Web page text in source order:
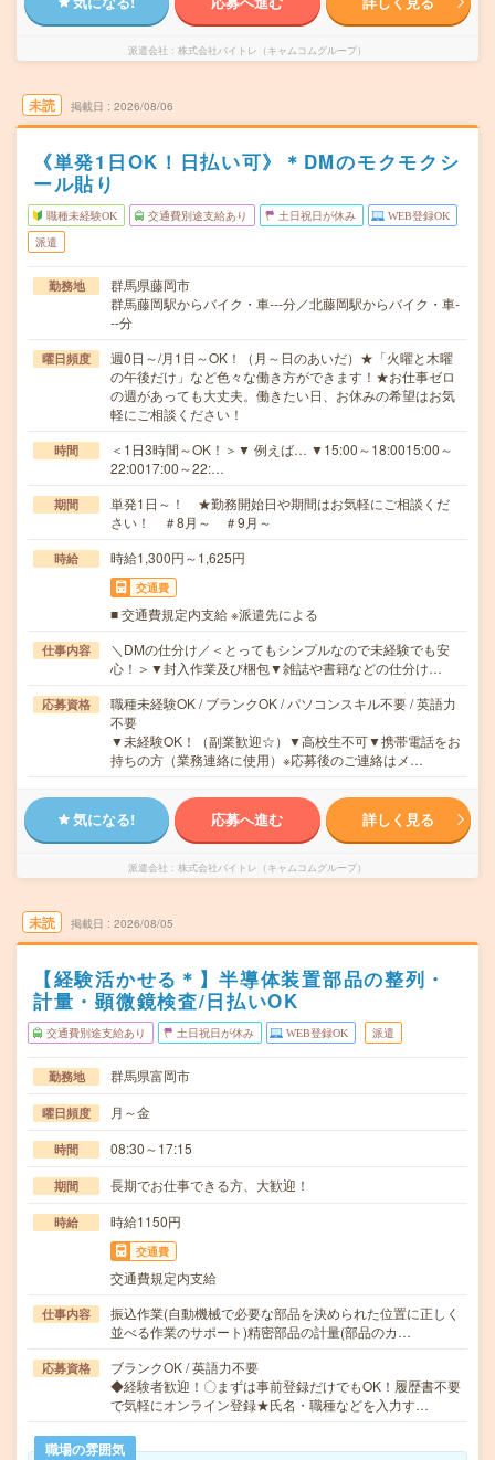
派遣会社 株式会社バイトレ（キャムコムグループ）
未読 掲載日 2026/08/06
《単発1日OK！日払い可》＊DMのモクモクシ
ール貼り
職種未経験OK 交通費別途支給あり 土日祝日が休み WEB登録OK
派遣
勤務地
群馬県藤岡市
群馬藤岡駅からバイク・車---分／北藤岡駅からバイク・車-
--分
曜日頻度
週0日～/月1日～OK！（月～日のあいだ）★「火曜と木曜
の午後だけ」など色々な働き方ができます！★お仕事ゼロ
の週があっても大丈夫。働きたい日、お休みの希望はお気
軽にご相談ください！
時間
＜1日3時間～OK！＞▼ 例えば… ▼15:00～18:0015:00～
22:0017:00～22:…
期間
単発1日～！ ★勤務開始日や期間はお気軽にご相談くだ
さい！ ＃8月～ ＃9月～
時給 時給1,300円～1,625円
交通費
■ 交通費規定内支給 ※派遣先による
仕事内容
＼DMの仕分け／＜とってもシンプルなので未経験でも安
心！＞▼封入作業及び梱包▼雑誌や書籍などの仕分け…
応募資格
職種未経験OK / ブランクOK / パソコンスキル不要 / 英語力
不要
▼未経験OK！（副業歓迎☆）▼高校生不可▼携帯電話をお
持ちの方（業務連絡に使用）※応募後のご連絡はメ…
気になる! 応募へ進む 詳しく見る
派遣会社 株式会社バイトレ（キャムコムグループ）
未読 掲載日 2026/08/05
【経験活かせる＊】半導体装置部品の整列・
計量・顕微鏡検査/日払いOK
交通費別途支給あり 土日祝日が休み WEB登録OK 派遣
勤務地 群馬県富岡市
曜日頻度 月～金
時間 08:30～17:15
期間 長期でお仕事できる方、大歓迎！
時給 時給1150円
交通費
交通費規定内支給
仕事内容
振込作業(自動機械で必要な部品を決められた位置に正しく
並べる作業のサポート)精密部品の計量(部品のカ…
応募資格
ブランクOK / 英語力不要
◆経験者歓迎！〇まずは事前登録だけでもOK！履歴書不要
で気軽にオンライン登録★氏名・職種などを入力す…
職場の雰囲気